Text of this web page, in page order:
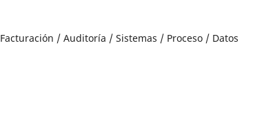
Facturación / Auditoría / Sistemas / Proceso / Datos